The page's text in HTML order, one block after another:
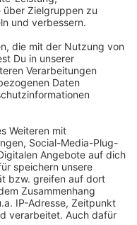
eines
kann
Sie die
Sie der
um dieses
Consent